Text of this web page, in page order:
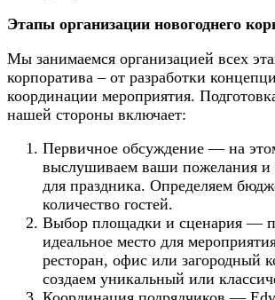
Этапы организации новогоднего
Мы занимаемся организацией всех
корпоратива – от разработки
координации мероприятия.
нашей стороны включает:
Первичное обсуждение — на
выслушиваем ваши пожелания и
для праздника. Определяем
количество гостей.
Выбор площадки и сценария —
идеальное место для
ресторан, офис или загородный
создаем уникальный или